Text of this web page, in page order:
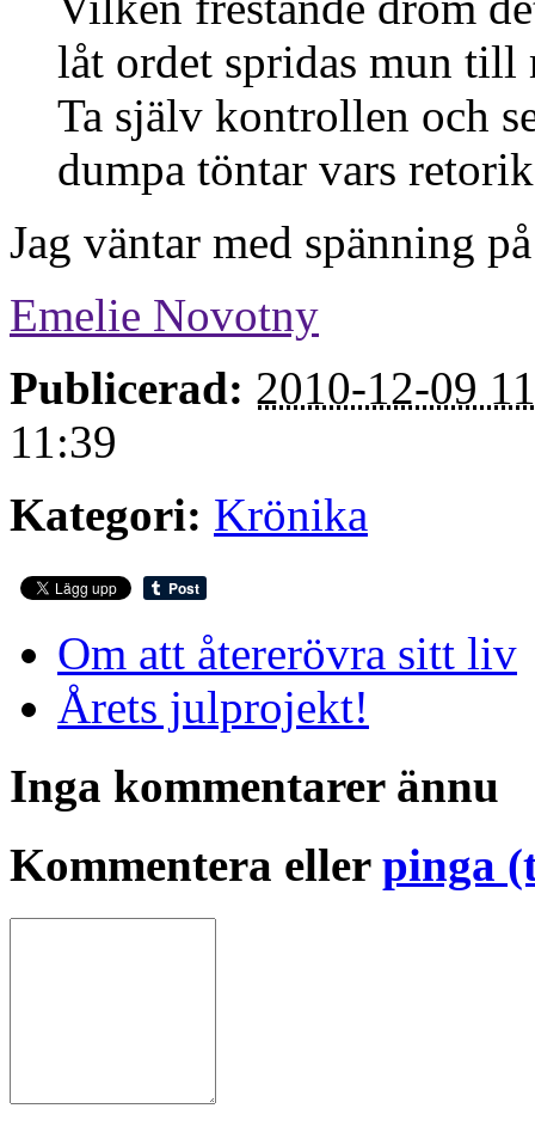
låt ordet spridas mun till
Ta själv kontrollen och
dumpa töntar vars
Jag väntar med spänning
Emelie Novotny
Publicerad: 2010-12-09
11:39
Kategori: Krönika
Om att återerövra sitt liv
Årets julprojekt!
Inga kommentarer ännu
Kommentera eller pinga